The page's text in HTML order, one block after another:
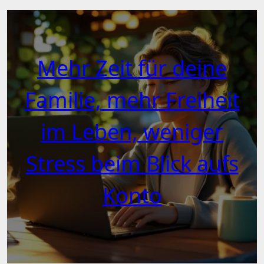
Mehr Zeit für deine
Familie, mehr Freiheit
im Leben, weniger
Stress beim Blick aufs
Konto